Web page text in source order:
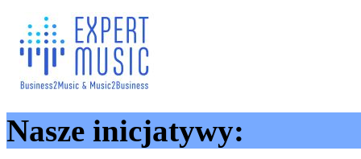
Nasze inicjatywy: